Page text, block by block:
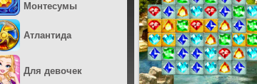
Монтесумы
Атлантида
Для девочек